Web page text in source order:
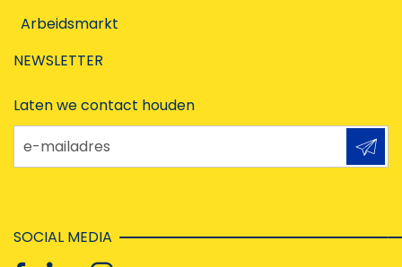
Arbeidsmarkt
NEWSLETTER
Laten we contact houden
e-mailadres
SOCIAL MEDIA